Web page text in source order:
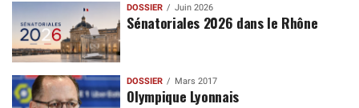
DOSSIER Juin 2026
Sénatoriales 2026 dans le Rhône
DOSSIER Mars 2017
Olympique Lyonnais